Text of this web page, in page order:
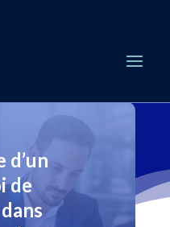
d’un
de